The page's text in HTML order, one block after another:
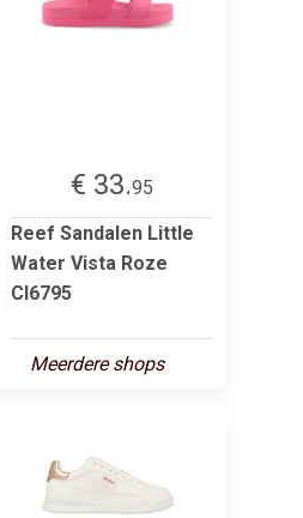
€ 33.95
Reef Sandalen Little
Water Vista Roze
CI6795
Meerdere shops